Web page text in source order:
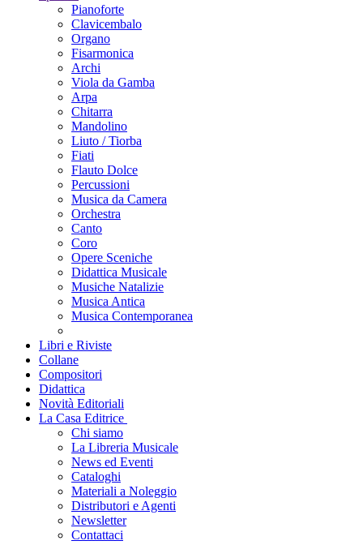
Pianoforte
Clavicembalo
Organo
Fisarmonica
Archi
Viola da Gamba
Arpa
Chitarra
Mandolino
Liuto / Tiorba
Fiati
Flauto Dolce
Percussioni
Musica da Camera
Orchestra
Canto
Coro
Opere Sceniche
Didattica Musicale
Musiche Natalizie
Musica Antica
Musica Contemporanea
Libri e Riviste
Collane
Compositori
Didattica
Novità Editoriali
La Casa Editrice
Chi siamo
La Libreria Musicale
News ed Eventi
Cataloghi
Materiali a Noleggio
Distributori e Agenti
Newsletter
Contattaci